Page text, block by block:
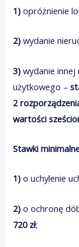
1) opróżnienie
2) wydanie
3) wydanie innej
użytkowego –
2
wartości
Stawki
1) o uchylenie
2) o ochronę
720 zł;